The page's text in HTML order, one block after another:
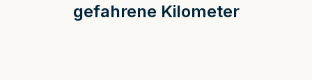
gefahrene Kilometer